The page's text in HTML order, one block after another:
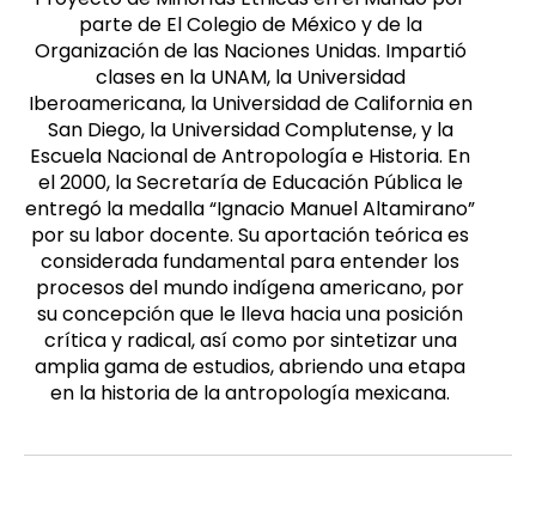
parte de El Colegio de México y de la
Organización de las Naciones Unidas. Impartió
clases en la UNAM, la Universidad
Iberoamericana, la Universidad de California en
San Diego, la Universidad Complutense, y la
Escuela Nacional de Antropología e Historia. En
el 2000, la Secretaría de Educación Pública le
entregó la medalla “Ignacio Manuel Altamirano”
por su labor docente. Su aportación teórica es
considerada fundamental para entender los
procesos del mundo indígena americano, por
su concepción que le lleva hacia una posición
crítica y radical, así como por sintetizar una
amplia gama de estudios, abriendo una etapa
en la historia de la antropología mexicana.